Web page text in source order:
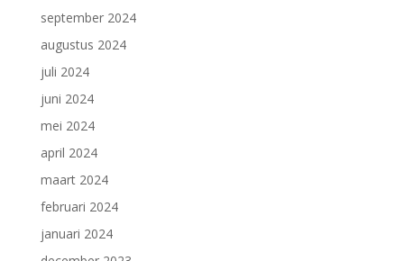
september 2024
augustus 2024
juli 2024
juni 2024
mei 2024
april 2024
maart 2024
februari 2024
januari 2024